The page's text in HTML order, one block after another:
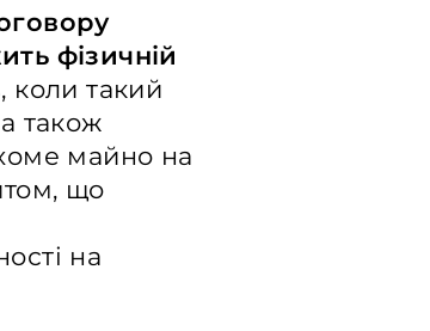
фізичній
коли такий
також
майно на
що
на